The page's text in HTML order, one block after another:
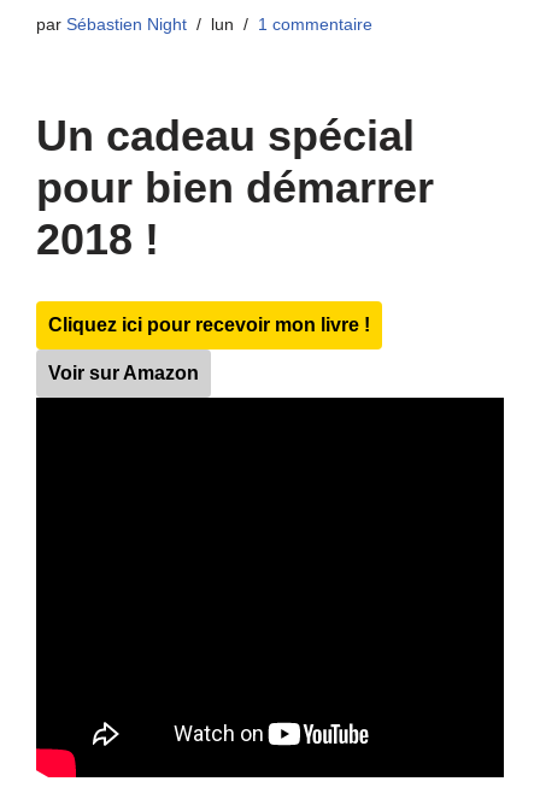
par Sébastien Night lun 1 commentaire
Un cadeau spécial
pour bien démarrer
2018 !
Cliquez ici pour recevoir mon livre !
Voir sur Amazon